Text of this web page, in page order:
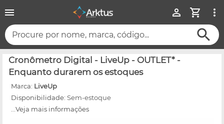
Procure por nome, marca, código...
Cronômetro Digital - LiveUp - OUTLET* -
Enquanto durarem os estoques
Marca: LiveUp
Disponibilidade: Sem-estoque
...Veja mais informações